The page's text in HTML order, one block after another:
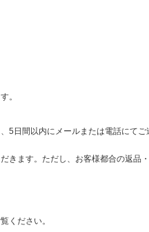
。
5日間以内にメールまたは電話にて
きます。ただし、お客様都合の返品
ください。